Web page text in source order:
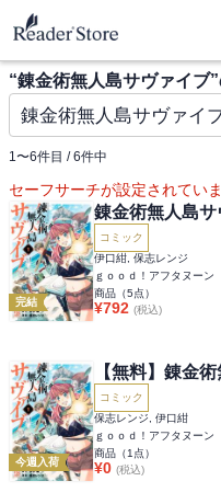
“錬金術無人島サヴァイブ
1〜6件目 / 6件中
セーフサーチが設定されてい
完結
錬金術無人島サ
コミック
伊口紺, 保志レンジ
ｇｏｏｄ！アフタヌーン
商品（5点）
¥792 (税込)
今週入荷
【無料】錬金
コミック
保志レンジ, 伊口紺
ｇｏｏｄ！アフタヌーン
商品（1 点）
¥0 (税込)